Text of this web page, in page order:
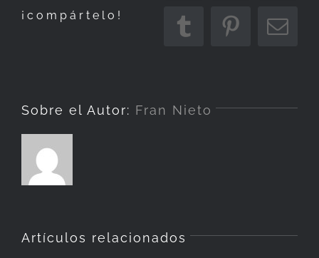
¡compártelo!
TumblrPinterest
Sobre el Autor: Fran Nieto
Artículos relacionados